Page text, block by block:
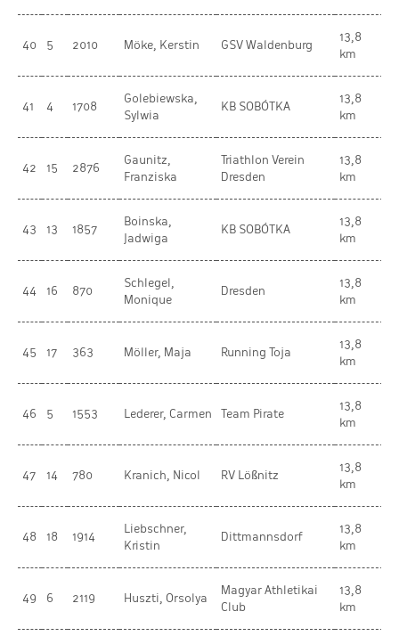
40 5 2010 Möke, Kerstin GSV Waldenburg
13,8
km
41 4 1708
Golebiewska,
Sylwia
KB SOBÓTKA
13,8
km
42 15 2876
Gaunitz,
Franziska
Triathlon Verein
Dresden
13,8
km
43 13 1857
Boinska,
Jadwiga
KB SOBÓTKA
13,8
km
44 16 870
Schlegel,
Monique
Dresden
13,8
km
45 17 363 Möller, Maja Running Toja
13,8
km
46 5 1553 Lederer, Carmen Team Pirate
13,8
km
47 14 780 Kranich, Nicol RV Lößnitz
13,8
km
48 18 1914
Liebschner,
Kristin
Dittmannsdorf
13,8
km
49 6 2119 Huszti, Orsolya
Magyar Athletikai
Club
13,8
km